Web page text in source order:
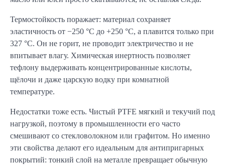
Термостойкость поражает: материал сохраняет
эластичность от −250 °C до +250 °C, а плавится только при
327 °C. Он не горит, не проводит электричество и не
впитывает влагу. Химическая инертность позволяет
тефлону выдерживать концентрированные кислоты,
щёлочи и даже царскую водку при комнатной
температуре.
Недостатки тоже есть. Чистый PTFE мягкий и текучий под
нагрузкой, поэтому в промышленности его часто
смешивают со стекловолокном или графитом. Но именно
эти свойства делают его идеальным для антипригарных
покрытий: тонкий слой на металле превращает обычную